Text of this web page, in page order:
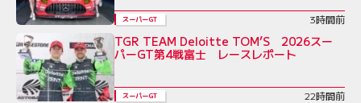
スーパーGT 3時間前
TGR TEAM Deloitte TOM’S 2026スー
パーGT第4戦富士 レースレポート
スーパーGT 22時間前